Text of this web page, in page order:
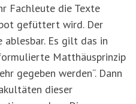
Fachleute die Texte
gefüttert wird. Der
ablesbar. Es gilt das in
Matthäusprinzip
gegeben werden“. Dann
dieser